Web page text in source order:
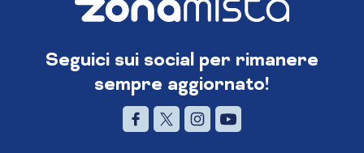
Seguici sui social per rimanere
sempre aggiornato!